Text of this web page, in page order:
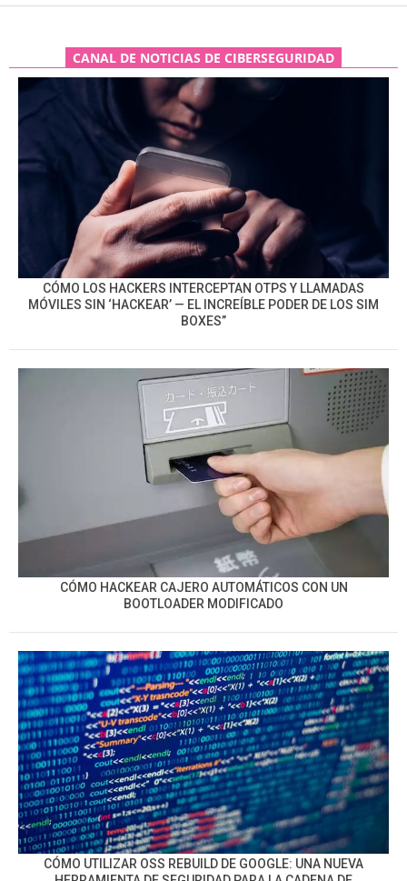
CANAL DE NOTICIAS DE CIBERSEGURIDAD
CÓMO LOS HACKERS INTERCEPTAN OTPS Y LLAMADAS
MÓVILES SIN ‘HACKEAR’ — EL INCREÍBLE PODER DE LOS SIM
BOXES”
CÓMO HACKEAR CAJERO AUTOMÁTICOS CON UN
BOOTLOADER MODIFICADO
CÓMO UTILIZAR OSS REBUILD DE GOOGLE: UNA NUEVA